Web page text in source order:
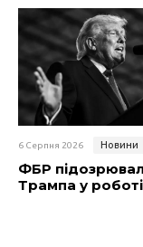
6 Серпня 2026 Новини
ФБР
Трампа у